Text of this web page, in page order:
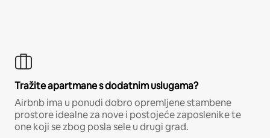
Tražite apartmane s dodatnim uslugama?
Airbnb ima u ponudi dobro opremljene stambene
prostore idealne za nove i postojeće zaposlenike te
one koji se zbog posla sele u drugi grad.